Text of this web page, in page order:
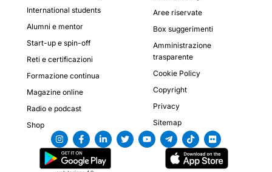
International students
Alumni e mentor
Start-up e spin-off
Reti e certificazioni
Formazione continua
Magazine online
Radio e podcast
Shop
Aree riservate
Box suggerimenti
Amministrazione
trasparente
Cookie Policy
Copyright
Privacy
Sitemap